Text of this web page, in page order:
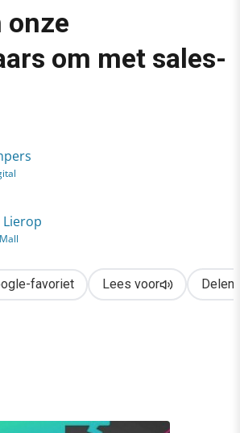
om met sales-kansen?
onze
om met sales-
Lierop
favoriet Lees voor Delen